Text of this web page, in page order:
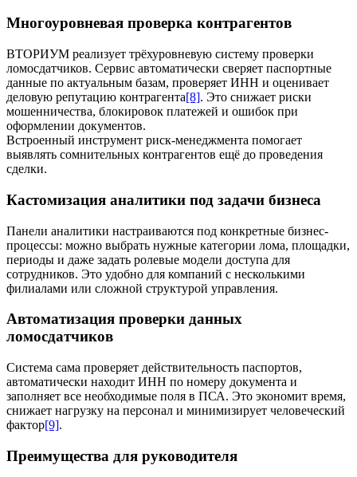
Многоуровневая проверка контрагентов
ВТОРИУМ реализует трёхуровневую систему проверки
ломосдатчиков. Сервис автоматически сверяет паспортные
данные по актуальным базам, проверяет ИНН и оценивает
деловую репутацию контрагента[8]. Это снижает риски
мошенничества, блокировок платежей и ошибок при
оформлении документов.
Встроенный инструмент риск-менеджмента помогает
выявлять сомнительных контрагентов ещё до проведения
сделки.
Кастомизация аналитики под задачи бизнеса
Панели аналитики настраиваются под конкретные бизнес-
процессы: можно выбрать нужные категории лома, площадки,
периоды и даже задать ролевые модели доступа для
сотрудников. Это удобно для компаний с несколькими
филиалами или сложной структурой управления.
Автоматизация проверки данных
ломосдатчиков
Система сама проверяет действительность паспортов,
автоматически находит ИНН по номеру документа и
заполняет все необходимые поля в ПСА. Это экономит время,
снижает нагрузку на персонал и минимизирует человеческий
фактор[9].
Преимущества для руководителя